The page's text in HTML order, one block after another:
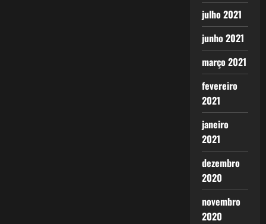
julho 2021
junho 2021
março 2021
fevereiro
2021
janeiro
2021
dezembro
2020
novembro
2020